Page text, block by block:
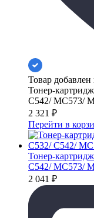
Товар добавлен
Тонер-
C542/ MC573/
2 321 ₽
Перейти в
Тонер-
C542/ MC573/
2 041 ₽